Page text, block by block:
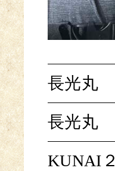
長光丸
長光丸
KUNAI２